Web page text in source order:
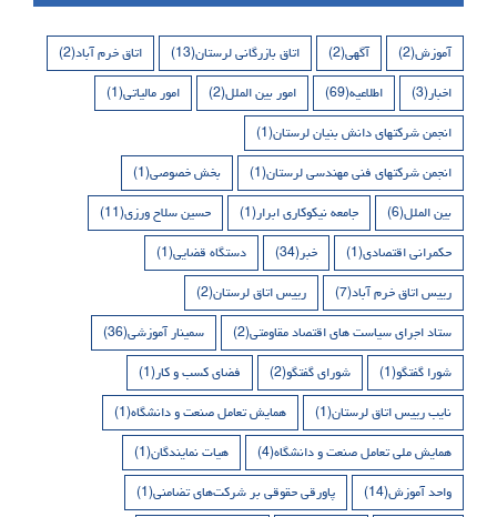
آموزش(2) آگهی(2) اتاق بازرگانی لرستان(13) اتاق خرم آباد(2)
اخبار(3) اطلاعیه(69) امور بین الملل(2) امور مالیاتی(1)
انجمن شرکتهای دانش بنیان لرستان(1)
انجمن شرکتهای فنی مهندسی لرستان(1) بخش خصوصی(1)
بین الملل(6) جامعه نیکوکاری ابرار(1) حسین سلاح ورزی(11)
حکمرانی اقتصادی(1) خبر(34) دستگاه قضایی(1)
رییس اتاق خرم آباد(7) رییس اتاق لرستان(2)
ستاد اجرای سیاست های اقتصاد مقاومتی(2) سمینار آموزشی(36)
شورا گفتگو(1) شورای گفتگو(2) فضای کسب و کار(1)
نایب رییس اتاق لرستان(1) همایش تعامل صنعت و دانشگاه(1)
همایش ملی تعامل صنعت و دانشگاه(4) هیات نمایندگان(1)
واحد آموزش(14) پاورقی حقوقی بر شرکت‌های تضامنی(1)